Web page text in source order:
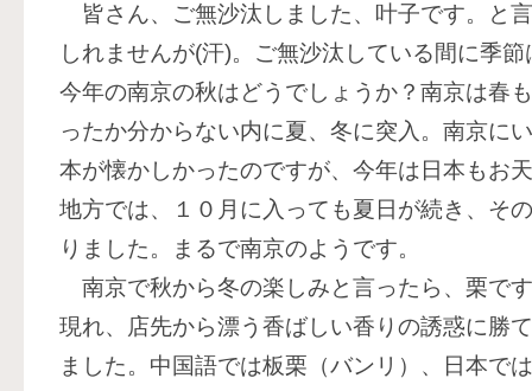
皆さん、ご無沙汰しました、叶子です。と
しれませんが(汗)。ご無沙汰している間に季
今年の南京の秋はどうでしょうか？南京は春
ったか分からない内に夏、冬に突入。南京に
本が懐かしかったのですが、今年は日本もお
地方では、１０月に入っても夏日が続き、そ
りました。まるで南京のようです。
南京で秋から冬の楽しみと言ったら、栗で
現れ、店先から漂う香ばしい香りの誘惑に勝
ました。中国語では板栗（バンリ）、日本で